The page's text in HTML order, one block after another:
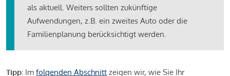
als aktuell. Weiters sollten zukünftige
Aufwendungen, z.B. ein zweites Auto oder die
Familienplanung berücksichtigt werden.
Tipp: Im folgenden Abschnitt zeigen wir, wie Sie Ihr